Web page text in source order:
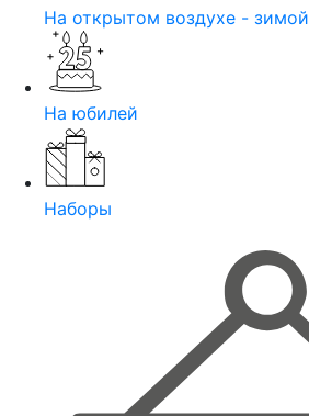
На открытом воздухе - зимой
На юбилей
Наборы